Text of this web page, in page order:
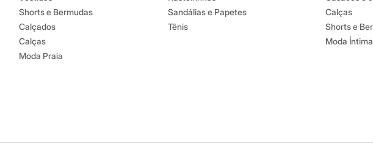
Shorts e Bermudas
Calçados
Calças
Moda Praia
Sandálias e Papetes
Tênis
Calças
Shorts e
Moda Íntima